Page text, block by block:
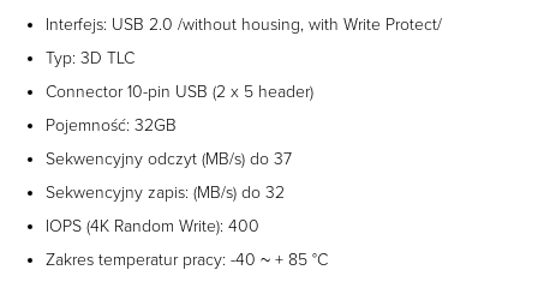
Interfejs: USB 2.0 /without housing, with Write Protect/
Typ: 3D TLC
Connector 10-pin USB (2 x 5 header)
Pojemność: 32GB
Sekwencyjny odczyt (MB/s) do 37
Sekwencyjny zapis: (MB/s) do 32
IOPS (4K Random Write): 400
Zakres temperatur pracy: -40 ~ + 85 °C